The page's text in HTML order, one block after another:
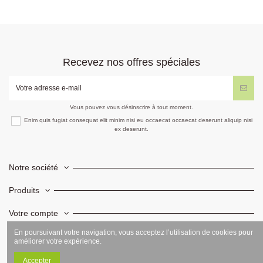
Recevez nos offres spéciales
Vous pouvez vous désinscrire à tout moment.
Enim quis fugiat consequat elit minim nisi eu occaecat occaecat deserunt aliquip nisi
ex deserunt.
Notre société
Produits
Votre compte
Informations
En poursuivant votre navigation, vous acceptez l’utilisation de cookies pour
améliorer votre expérience.
Accepter